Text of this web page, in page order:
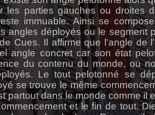
les parties gauches ou droites
immuable. Ainsi se
angles déployés ou le segment
Cues. Il affirme que l'angle de
angle concret car son état
du contenu du monde, où
Le tout pelotonné se
se trouve le même
partout dans le monde comme il
et le fin de tout.